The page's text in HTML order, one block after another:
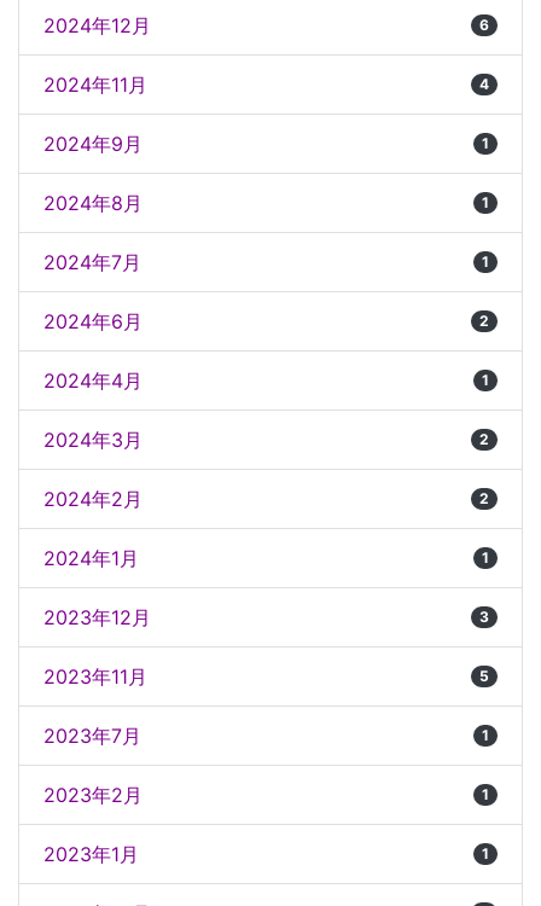
2024年12月 6
2024年11月 4
2024年9月 1
2024年8月 1
2024年7月 1
2024年6月 2
2024年4月 1
2024年3月 2
2024年2月 2
2024年1月 1
2023年12月 3
2023年11月 5
2023年7月 1
2023年2月 1
2023年1月 1